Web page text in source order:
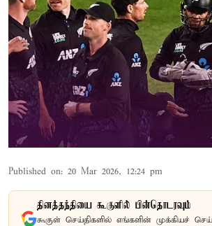
Published on: 20 Mar 2026, 12:24 pm
தினத்தந்தியை கூகுளில் பின்தொடரவும்
கூகுள் செய்திகளில் எங்களின் முக்கியச்